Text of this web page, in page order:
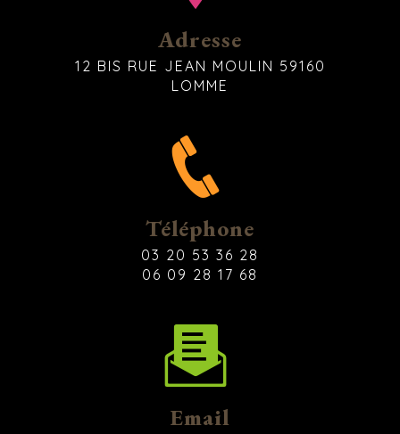
Adresse
12 BIS RUE JEAN MOULIN 59160
LOMME
Téléphone
03 20 53 36 28
06 09 28 17 68
Email